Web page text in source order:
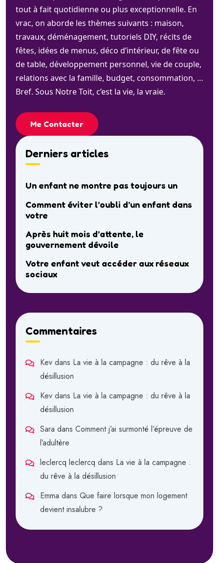
tout à fait quotidienne ou plus exceptionnelle. En
vrac, on aborde les thèmes suivants : maison,
travaux, déménagement, tutoriels DIY, récits de
fêtes, idées de menus, déco d’intérieur, de fête ou
de table, développement personnel, vie de couple,
relations avec la famille, budget, consommation, …
Bref. Sous Notre Toit, c’est la vie, la vraie.
Me Contacter
Derniers articles
Un enfant ne montre pas toujours un
Comment éviter l’oubli d’un enfant dans
votre
Après huit mois d’attente, le
gouvernement dévoile
Votre enfant veut accéder aux réseaux
sociaux
Commentaires
Kev dans La vie à la campagne : du rêve à la
désillusion
Kev dans La vie à la campagne : du rêve à la
désillusion
Sara dans Comment j’ai surmonté l’épreuve de
l’adultère
leclercq leclercq dans La vie à la campagne :
du rêve à la désillusion
Emma dans Que faire lorsque mon logement
devient insalubre ?